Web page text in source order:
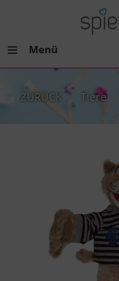
Menü
ZURÜCK Tiere